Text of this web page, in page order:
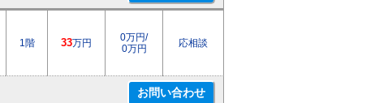
1階 33万円
0万円/
0万円
応相談